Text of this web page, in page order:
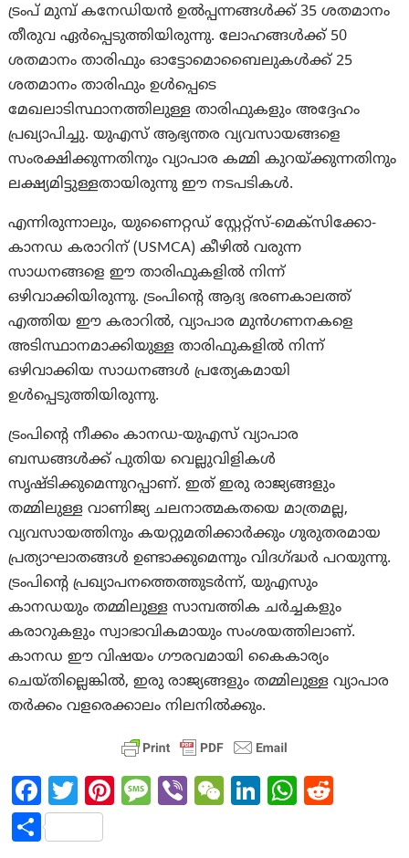
ട്രംപ് മുമ്പ് കനേഡിയൻ ഉൽപ്പന്നങ്ങൾക്ക് 35 ശതമാനം
തീരുവ ഏർപ്പെടുത്തിയിരുന്നു. ലോഹങ്ങൾക്ക് 50
ശതമാനം താരിഫും ഓട്ടോമൊബൈലുകൾക്ക് 25
ശതമാനം താരിഫും ഉൾപ്പെടെ
മേഖലാടിസ്ഥാനത്തിലുള്ള താരിഫുകളും അദ്ദേഹം
പ്രഖ്യാപിച്ചു. യുഎസ് ആഭ്യന്തര വ്യവസായങ്ങളെ
സംരക്ഷിക്കുന്നതിനും വ്യാപാര കമ്മി കുറയ്ക്കുന്നതിനും
ലക്ഷ്യമിട്ടുള്ളതായിരുന്നു ഈ നടപടികൾ.
എന്നിരുന്നാലും, യുണൈറ്റഡ് സ്റ്റേറ്റ്സ്-മെക്സിക്കോ-
കാനഡ കരാറിന് (USMCA) കീഴിൽ വരുന്ന
സാധനങ്ങളെ ഈ താരിഫുകളിൽ നിന്ന്
ഒഴിവാക്കിയിരുന്നു. ട്രംപിന്റെ ആദ്യ ഭരണകാലത്ത്
എത്തിയ ഈ കരാറിൽ, വ്യാപാര മുൻഗണനകളെ
അടിസ്ഥാനമാക്കിയുള്ള താരിഫുകളിൽ നിന്ന്
ഒഴിവാക്കിയ സാധനങ്ങൾ പ്രത്യേകമായി
ഉൾപ്പെടുത്തിയിരുന്നു.
ട്രംപിന്റെ നീക്കം കാനഡ-യുഎസ് വ്യാപാര
ബന്ധങ്ങൾക്ക് പുതിയ വെല്ലുവിളികൾ
സൃഷ്ടിക്കുമെന്നുറപ്പാണ്. ഇത് ഇരു രാജ്യങ്ങളും
തമ്മിലുള്ള വാണിജ്യ ചലനാത്മകതയെ മാത്രമല്ല,
വ്യവസായത്തിനും കയറ്റുമതിക്കാർക്കും ഗുരുതരമായ
പ്രത്യാഘാതങ്ങൾ ഉണ്ടാക്കുമെന്നും വിദഗ്ദ്ധർ പറയുന്നു.
ട്രംപിന്റെ പ്രഖ്യാപനത്തെത്തുടർന്ന്, യുഎസും
കാനഡയും തമ്മിലുള്ള സാമ്പത്തിക ചർച്ചകളും
കരാറുകളും സ്വാഭാവികമായും സംശയത്തിലാണ്.
കാനഡ ഈ വിഷയം ഗൗരവമായി കൈകാര്യം
ചെയ്തില്ലെങ്കിൽ, ഇരു രാജ്യങ്ങളും തമ്മിലുള്ള വ്യാപാര
തർക്കം വളരെക്കാലം നിലനിൽക്കും.
Fa
ce
b
T
w
itt
Pi M Vi W Li W
S